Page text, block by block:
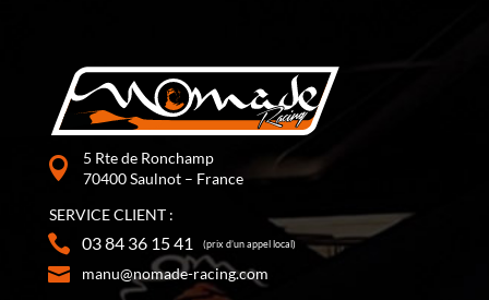
5 Rte de Ronchamp
70400 Saulnot – France
SERVICE CLIENT :
03 84 36 15 41 (prix d’un appel local)
manu@nomade-racing.com